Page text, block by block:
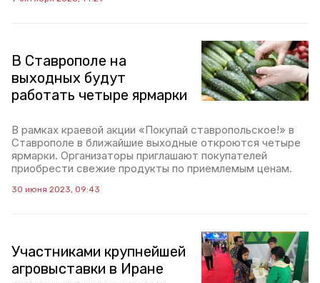
В Ставрополе на
выходных будут
работать четыре ярмарки
В рамках краевой акции «Покупай ставропольское!» в
Ставрополе в ближайшие выходные откроются четыре
ярмарки. Организаторы приглашают покупателей
приобрести свежие продукты по приемлемым ценам.
30 июня 2023, 09:43
Участниками крупнейшей
агровыставки в Иране